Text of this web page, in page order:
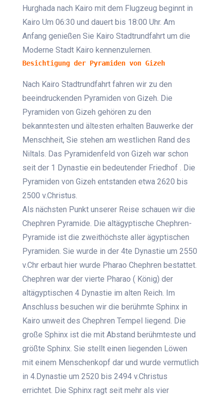
Hurghada nach Kairo mit dem Flugzeug beginnt in
Kairo Um 06:30 und dauert bis 18:00 Uhr. Am
Anfang genießen Sie Kairo Stadtrundfahrt um die
Moderne Stadt Kairo kennenzulernen.
Besichtigung der Pyramiden von Gizeh
Nach Kairo Stadtrundfahrt fahren wir zu den
beeindruckenden Pyramiden von Gizeh. Die
Pyramiden von Gizeh gehören zu den
bekanntesten und ältesten erhalten Bauwerke der
Menschheit, Sie stehen am westlichen Rand des
Niltals. Das Pyramidenfeld von Gizeh war schon
seit der 1 Dynastie ein bedeutender Friedhof . Die
Pyramiden von Gizeh entstanden etwa 2620 bis
2500 v.Christus.
Als nächsten Punkt unserer Reise schauen wir die
Chephren Pyramide. Die altägyptische Chephren-
Pyramide ist die zweithöchste aller ägyptischen
Pyramiden. Sie wurde in der 4te Dynastie um 2550
v.Chr erbaut hier wurde Pharao Chephren bestattet.
Chephren war der vierte Pharao ( König) der
altägyptischen 4 Dynastie im alten Reich. Im
Anschluss besuchen wir die berühmte Sphinx in
Kairo unweit des Chephren Tempel liegend. Die
große Sphinx ist die mit Abstand berühmteste und
größte Sphinx. Sie stellt einen liegenden Löwen
mit einem Menschenkopf dar und wurde vermutlich
in 4.Dynastie um 2520 bis 2494 v.Christus
errichtet. Die Sphinx ragt seit mehr als vier